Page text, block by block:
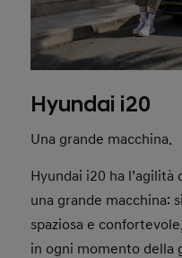
Hyundai i20
Una grande macchina.
Hyundai i20 ha l’agilità
una grande macchina:
spaziosa e
in ogni momento della